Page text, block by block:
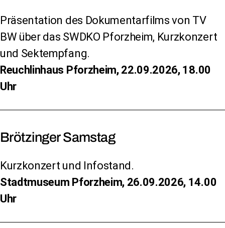
Präsentation des Dokumentarfilms von TV
BW über das SWDKO Pforzheim, Kurzkonzert
und Sektempfang.
Reuchlinhaus Pforzheim, 22.09.2026, 18.00
Uhr
Brötzinger Samstag
Kurzkonzert und Infostand.
Stadtmuseum Pforzheim, 26.09.2026, 14.00
Uhr